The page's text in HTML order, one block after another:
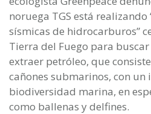
noruega TGS está realizando
sísmicas de hidrocarburos”
Tierra del Fuego para
extraer petróleo, que
cañones submarinos, con
biodiversidad marina, en
como ballenas y delfines.